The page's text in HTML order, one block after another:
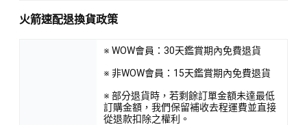
火箭速配退換貨政策
※ WOW會員：30天鑑賞期內免費退貨
※ 非WOW會員：15天鑑賞期內免費退貨
※ 部分退貨時，若剩餘訂單金額未達最低
訂購金額，我們保留補收去程運費並直接
從退款扣除之權利。